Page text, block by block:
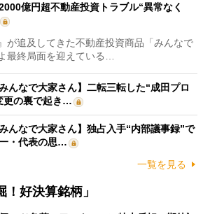
億円超不動産投資トラブル“異常なく
が追及してきた不動産投資商品「みんなで
最終局面を迎えている…
んなで大家さん】二転三転した“成田プロ
更の裏で起き…
んなで大家さん】独占入手“内部議事録”で
・代表の思…
一覧を見る
好決算銘柄」